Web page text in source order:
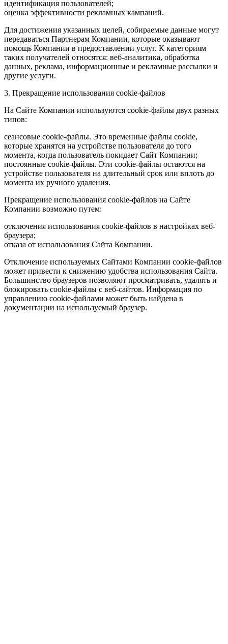
идентификация пользователей;
оценка эффективности рекламных кампаний.
Для достижения указанных целей, собираемые данные могут
передаваться Партнерам Компании, которые оказывают
помощь Компании в предоставлении услуг. К категориям
таких получателей относятся: веб-аналитика, обработка
данных, реклама, информационные и рекламные рассылки и
другие услуги.
3. Прекращение использования cookie-файлов
На Сайте Компании используются cookie-файлы двух разных
типов:
сеансовые cookie-файлы. Это временные файлы cookie,
которые хранятся на устройстве пользователя до того
момента, когда пользователь покидает Сайт Компании;
постоянные cookie-файлы. Эти cookie-файлы остаются на
устройстве пользователя на длительный срок или вплоть до
момента их ручного удаления.
Прекращение использования cookie-файлов на Сайте
Компании возможно путем:
отключения использования cookie-файлов в настройках веб-
браузера;
отказа от использования Сайта Компании.
Отключение используемых Сайтами Компании cookie-файлов
может привести к снижению удобства использования Сайта.
Большинство браузеров позволяют просматривать, удалять и
блокировать cookie-файлы c веб-сайтов. Информация по
управлению cookie-файлами может быть найдена в
документации на используемый браузер.